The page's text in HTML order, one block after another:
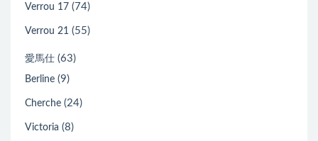
Verrou 17 (74)
Verrou 21 (55)
愛馬仕 (63)
Berline (9)
Cherche (24)
Victoria (8)